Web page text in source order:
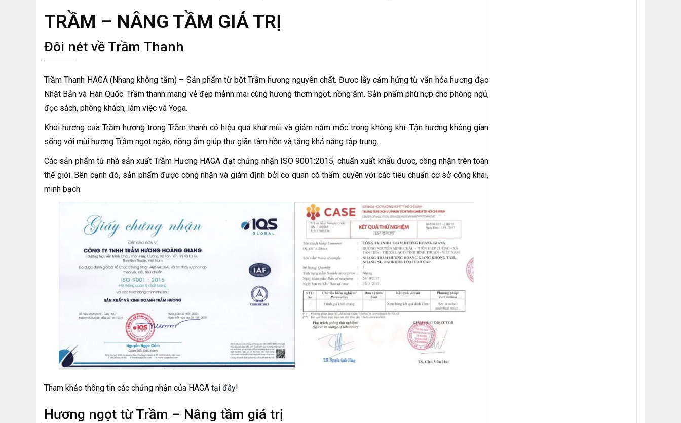
TRẦM – NÂNG TẦM GIÁ TRỊ
Đôi nét về Trầm Thanh
Trầm Thanh HAGA (Nhang không tăm) – Sản phẩm từ bột Trầm hương nguyên chất. Được lấy cảm hứng từ văn hóa hương đạo
Nhật Bản và Hàn Quốc. Trầm thanh mang vẻ đẹp mảnh mai cùng hương thơm ngọt, nồng ấm. Sản phẩm phù hợp cho phòng ngủ,
đọc sách, phòng khách, làm việc và Yoga.
Khói hương của Trầm hương trong Trầm thanh có hiệu quả khử mùi và giảm nấm mốc trong không khí. Tận hưởng không gian
sống với mùi hương Trầm ngọt ngào, nồng ấm giúp thư giãn tâm hồn và tăng khả năng tập trung.
Các sản phẩm từ nhà sản xuất Trầm Hương HAGA đạt chứng nhận ISO 9001:2015, chuẩn xuất khẩu được, công nhận trên toàn
thế giới. Bên cạnh đó, sản phẩm được công nhận và giám định bởi cơ quan có thẩm quyền với các tiêu chuẩn cơ sở công khai,
minh bạch.
Tham khảo thông tin các chứng nhận của HAGA tại đây!
Hương ngọt từ Trầm – Nâng tầm giá trị